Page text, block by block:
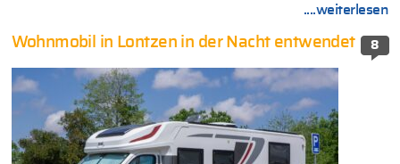
....weiterlesen
8
Wohnmobil in Lontzen in der Nacht entwendet